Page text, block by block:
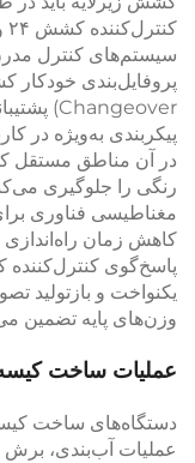
کنترل‌کننده کشش ۲۴ ولتی
سیستم‌های کنترل
Changeover) پشتیبانی می‌کند. این
پیکربندی به‌ویژه در
در آن مناطق مستقل
رنگی را جلوگیری
مغناطیسی فناوری
کاهش زمان
پاسخ‌گوی کنترل‌کننده کشش
یکنواخت و بازتولید
وزن‌های پایه تضمین
عملیات ساخت کیسه
دستگاه‌های ساخت
عملیات آب‌بندی، برش